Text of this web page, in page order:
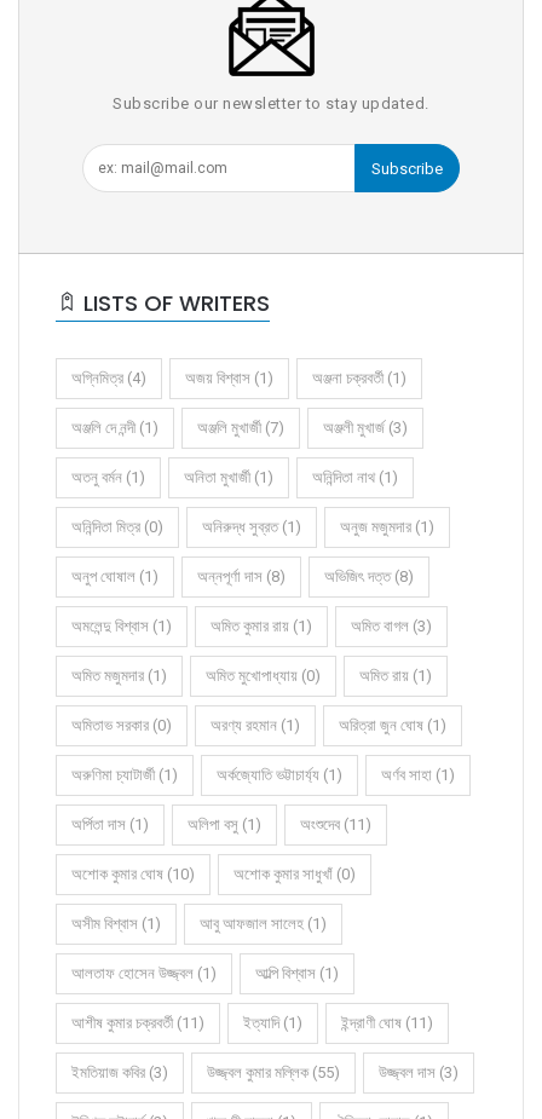
Subscribe our newsletter to stay updated.
Subscribe
LISTS OF WRITERS
অগ্নিমিত্র (4) অজয় বিশ্বাস (1) অঞ্জনা চক্রবর্তী (1)
অঞ্জলি দে নন্দী (1) অঞ্জলি মুখার্জী (7) অঞ্জলী মুখার্জ (3)
অতনু বর্মন (1) অনিতা মুখার্জী (1) অনিন্দিতা নাথ (1)
অনিন্দিতা মিত্র (0) অনিরুদ্ধ সুব্রত (1) অনুজ মজুমদার (1)
অনুপ ঘোষাল (1) অন্নপূর্ণা দাস (8) অভিজিৎ দত্ত (8)
অমলেন্দু বিশ্বাস (1) অমিত কুমার রায় (1) অমিত বাগল (3)
অমিত মজুমদার (1) অমিত মুখোপাধ্যায় (0) অমিত রায় (1)
অমিতাভ সরকার (0) অরণ্য রহমান (1) অরিত্রা জুন ঘোষ (1)
অরুণিমা চ্যাটার্জী (1) অর্কজ্যোতি ভট্টাচার্য্য (1) অর্ণব সাহা (1)
অর্পিতা দাস (1) অলিপা বসু (1) অংশুদেব (11)
অশোক কুমার ঘোষ (10) অশোক কুমার সাধুখাঁ (0)
অসীম বিশ্বাস (1) আবু আফজাল সালেহ (1)
আলতাফ হোসেন উজ্জ্বল (1) আল্পি বিশ্বাস (1)
আশীষ কুমার চক্রবর্তী (11) ইত্যাদি (1) ইন্দ্রাণী ঘোষ (11)
ইমতিয়াজ কবির (3) উজ্জ্বল কুমার মল্লিক (55) উজ্জ্বল দাস (3)